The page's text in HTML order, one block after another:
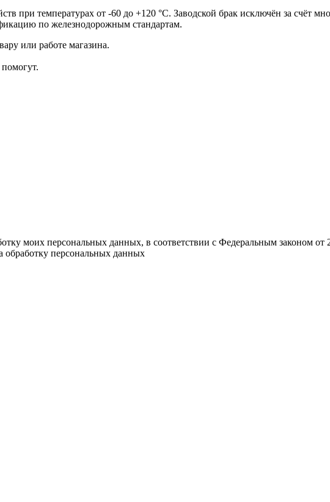
при температурах от -60 до +120 °C. Заводской брак исключён за счёт
по железнодорожным стандартам.
или работе магазина.
моих персональных данных, в соответствии с Федеральным законом
обработку персональных данных